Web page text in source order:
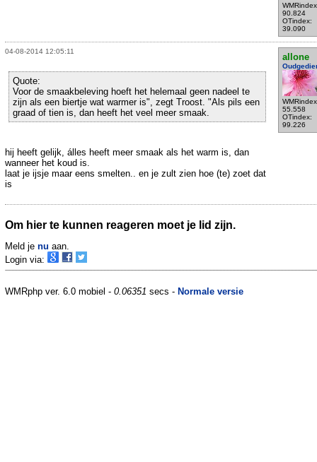
90.824
OTindex:
39.090
04-08-2014 12:05:11
allone
55.558
OTindex:
99.226
Quote:
Voor de smaakbeleving hoeft het helemaal geen nadeel te
zijn als een biertje wat warmer is", zegt Troost. "Als pils een
graad of tien is, dan heeft het veel meer smaak.
hij heeft gelijk, álles heeft meer smaak als het warm is, dan
wanneer het koud is.
laat je ijsje maar eens smelten.. en je zult zien hoe (te) zoet dat
is
Om hier te kunnen reageren moet je lid zijn.
Meld je nu aan.
Login via:
WMRphp ver. 6.0 mobiel - 0.06351 secs - Normale versie